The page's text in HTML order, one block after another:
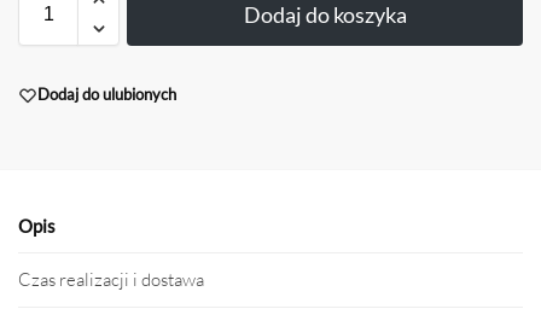
Dodaj do koszyka
Dodaj do ulubionych
Opis
Czas realizacji i dostawa